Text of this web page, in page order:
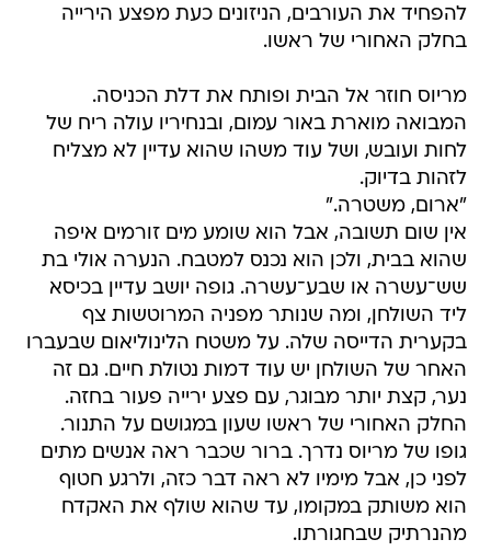
להפחיד את העורבים, הניזונים כעת מפצע הירייה
בחלק האחורי של ראשו.
מריוס חוזר אל הבית ופותח את דלת הכניסה.
המבואה מוארת באור עמום, ובנחיריו עולה ריח של
לחות ועובש, ושל עוד משהו שהוא עדיין לא מצליח
לזהות בדיוק.
"ארום, משטרה."
אין שום תשובה, אבל הוא שומע מים זורמים איפה
שהוא בבית, ולכן הוא נכנס למטבח. הנערה אולי בת
שש־עשרה או שבע־עשרה. גופה יושב עדיין בכיסא
ליד השולחן, ומה שנותר מפניה המרוטשות צף
בקערית הדייסה שלה. על משטח הלינוליאום שבעברו
האחר של השולחן יש עוד דמות נטולת חיים. גם זה
נער, קצת יותר מבוגר, עם פצע ירייה פעור בחזה.
החלק האחורי של ראשו שעון במגושם על התנור.
גופו של מריוס נדרך. ברור שכבר ראה אנשים מתים
לפני כן, אבל מימיו לא ראה דבר כזה, ולרגע חטוף
הוא משותק במקומו, עד שהוא שולף את האקדח
מהנרתיק שבחגורתו.